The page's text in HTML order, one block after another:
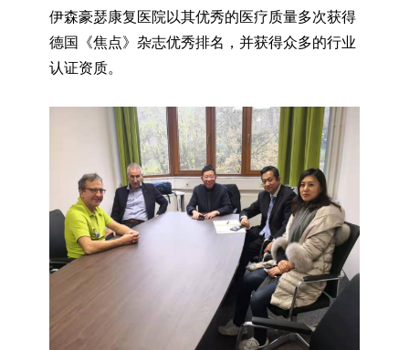
伊森豪瑟康复医院以其优秀的医疗质量多次获得
德国《焦点》杂志优秀排名，并获得众多的行业
认证资质。